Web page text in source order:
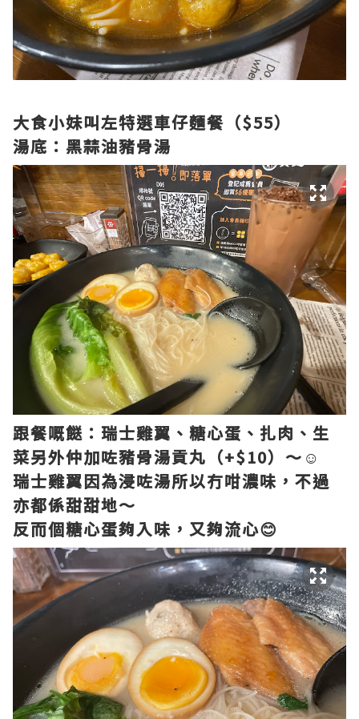
大食小妹叫左特選車仔麵餐（$55）
湯底：黑蒜油豬骨湯
跟餐嘅餸：瑞士雞翼、糖心蛋、扎肉、生
菜另外仲加咗豬骨湯貢丸（+$10）～☺️
瑞士雞翼因為浸咗湯所以冇咁濃味，不過
亦都係甜甜地～
反而個糖心蛋夠入味，又夠流心😊